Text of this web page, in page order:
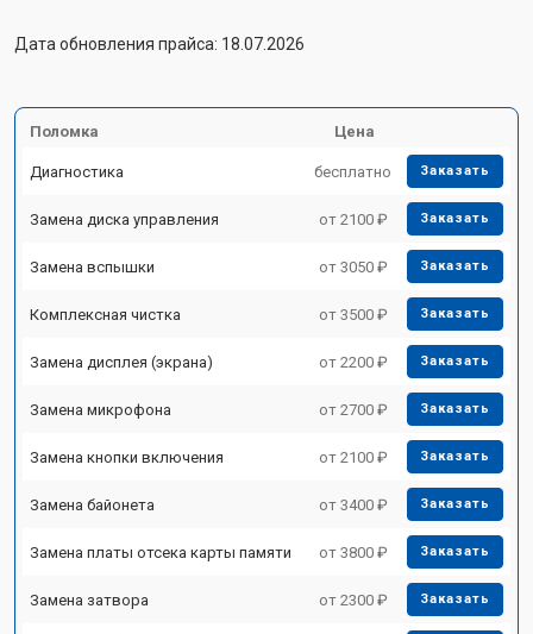
Дата обновления прайса: 18.07.2026
Поломка Цена
Диагностика бесплатно Заказать
Замена диска управления от 2100 ₽ Заказать
Замена вспышки от 3050 ₽ Заказать
Комплексная чистка от 3500 ₽ Заказать
Замена дисплея (экрана) от 2200 ₽ Заказать
Замена микрофона от 2700 ₽ Заказать
Замена кнопки включения от 2100 ₽ Заказать
Замена байонета от 3400 ₽ Заказать
Замена платы отсека карты памяти от 3800 ₽ Заказать
Замена затвора от 2300 ₽ Заказать